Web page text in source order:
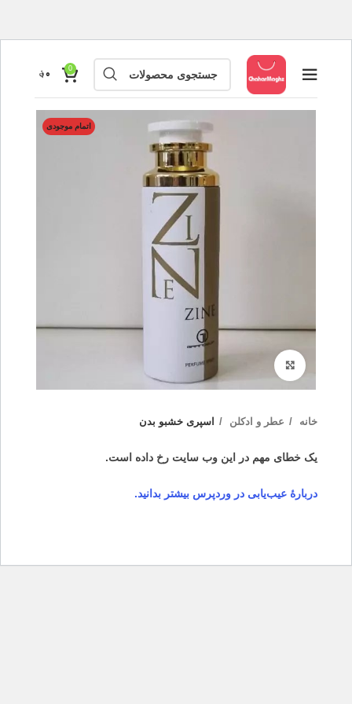
0 ۰؋
اتمام موجودی
بزرگنمایی تصویر
خانه عطر و ادکلن اسپری خشبو بدن
یک خطای مهم در این وب سایت رخ داده است.
دربارهٔ عیب‌یابی در وردپرس بیشتر بدانید.